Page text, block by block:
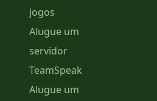
jogos
Alugue um
servidor
TeamSpeak
Alugue um